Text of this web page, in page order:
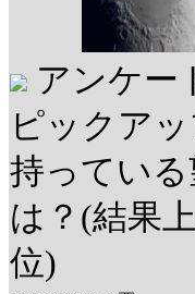
アンケー
ピックア
持ってい
は？(結果
位)